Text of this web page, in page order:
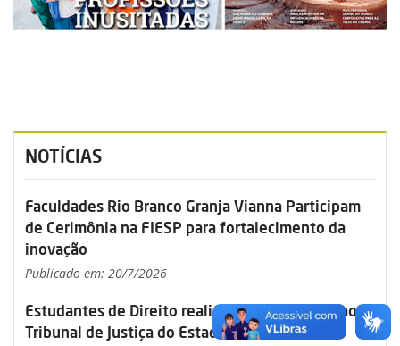
NOTÍCIAS
Faculdades Rio Branco Granja Vianna Participam
de Cerimônia na FIESP para fortalecimento da
inovação
Publicado em: 20/7/2026
Estudantes de Direito realizam visita técnica ao
Tribunal de Justiça do Estado de São Paulo